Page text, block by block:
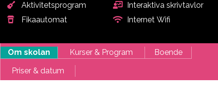
Aktivitetsprogram
Fikaautomat
Interaktiva skrivtavlor
Internet Wifi
Om skolan Kurser & Program Boende
Priser & datum